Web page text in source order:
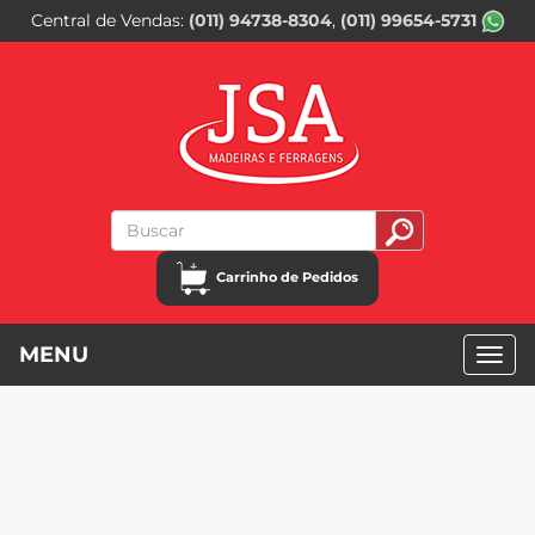
Central de Vendas (011) 94738-8304 (011) 99654-5731
Carrinho de Pedidos
MENU